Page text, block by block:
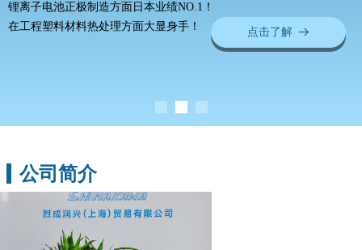
公司简介
锂离子电池正极制造方面日本业绩NO.1！
在工程塑料材料热处理方面大显身手！
点击了解 뀠